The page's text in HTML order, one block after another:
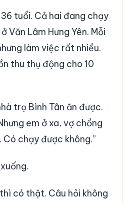
tuổi. Cả hai đang chạy
Văn Lâm Hưng Yên. Mỗi
làm việc rất nhiều.
thu thụ động cho 10
trọ Bình Tân ăn được.
em ở xa, vợ chồng
Có chạy được không.”
có thật. Câu hỏi không